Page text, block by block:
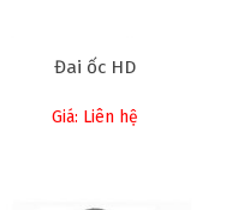
Đai ốc HD
Giá: Liên hệ